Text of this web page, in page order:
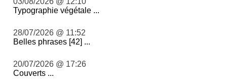
Typographie végétale ...
28/07/2026 @ 11:52
Belles phrases [42] ...
20/07/2026 @ 17:26
Couverts ...